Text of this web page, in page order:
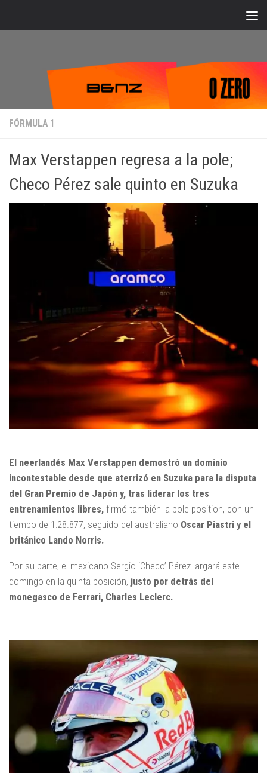
FÓRMULA 1
Max Verstappen regresa a la pole;
Checo Pérez sale quinto en Suzuka
El neerlandés Max Verstappen demostró un dominio
incontestable desde que aterrizó en Suzuka para la disputa
del Gran Premio de Japón y, tras liderar los tres
entrenamientos libres, firmó también la pole position, con un
tiempo de 1:28.877, seguido del australiano Oscar Piastri y el
británico Lando Norris.
Por su parte, el mexicano Sergio ‘Checo’ Pérez largará este
domingo en la quinta posición, justo por detrás del
monegasco de Ferrari, Charles Leclerc.